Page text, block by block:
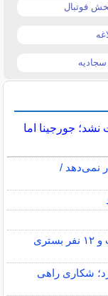
فوتبال
جورجینا اما
نمی‌دهد /
مسمومیت الکلی در نیشابور؛ یک نفر جان باخت و ۱۲ نفر بستری
جذب کرد؛ شکاری راهی